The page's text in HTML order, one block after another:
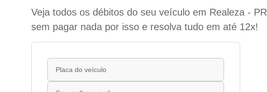
Veja todos os débitos do seu veículo em Realeza - PR
sem pagar nada por isso e resolva tudo em até 12x!